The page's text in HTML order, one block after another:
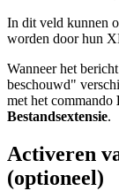
In dit veld kunnen
worden door hun
Wanneer het
beschouwd"
met het commando
Bestandsextensie.
Activeren
(optioneel)